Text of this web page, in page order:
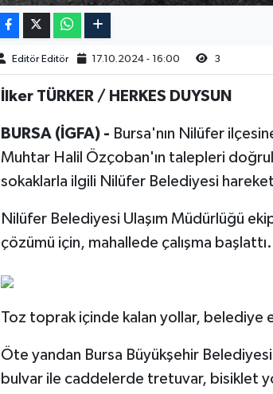
Editör Editör 17.10.2024 - 16:00 3
İlker TÜRKER / HERKES DUYSUN
BURSA (İGFA) - Bursa'nın Nilüfer
Muhtar Halil Özçoban'ın talepleri
sokaklarla ilgili Nilüfer Belediyesi
Nilüfer Belediyesi Ulaşım Müdürlüğü
çözümü için, mahallede çalışma başlattı.
Toz toprak içinde kalan yollar, belediye
Öte yandan Bursa Büyükşehir Belediyesi
bulvar ile caddelerde tretuvar, bisiklet